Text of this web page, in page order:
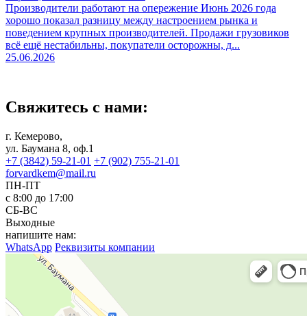
Производители работают на опережение Июнь 2026 года
хорошо показал разницу между настроением рынка и
поведением крупных производителей. Продажи грузовиков
всё ещё нестабильны, покупатели осторожны, д...
25.06.2026
Свяжитесь с нами:
г. Кемерово,
ул. Баумана 8, оф.1
+7 (3842) 59-21-01 +7 (902) 755-21-01
forvardkem@mail.ru
ПН-ПТ
с 8:00 до 17:00
СБ-ВС
Выходные
напишите нам:
WhatsApp Реквизиты компании